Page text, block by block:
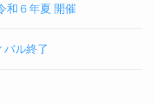
和６年夏 開催
バル終了